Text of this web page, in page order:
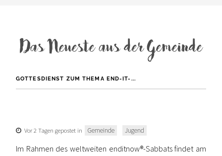
Das Neueste aus der Gemeinde
GOTTESDIENST ZUM THEMA END-IT-...
Vor 2 Tagen gepostet in Gemeinde Jugend
Im Rahmen des weltweiten enditnow®-Sabbats findet am